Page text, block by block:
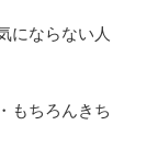
にならない人
もちろんきち